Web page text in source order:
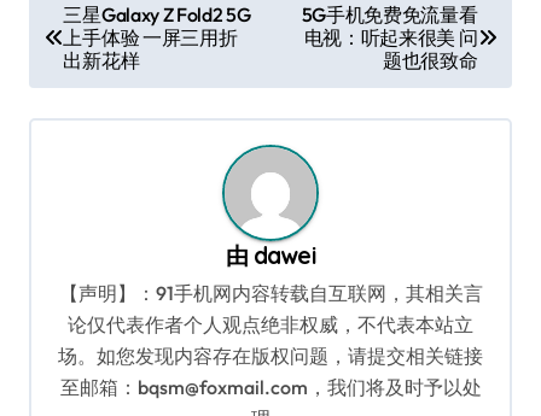
章
导
航
三星Galaxy Z Fold2 5G
上手体验 一屏三用折
出新花样
5G手机免费免流量看
电视：听起来很美 问
题也很致命
由 dawei
【声明】：91手机网内容转载自互联网，其相关言
论仅代表作者个人观点绝非权威，不代表本站立
场。如您发现内容存在版权问题，请提交相关链接
至邮箱：bqsm@foxmail.com，我们将及时予以处